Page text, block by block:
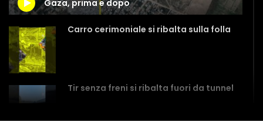
Gaza, prima e dopo
Carro cerimoniale si ribalta sulla folla
Tir senza freni si ribalta fuori da tunnel